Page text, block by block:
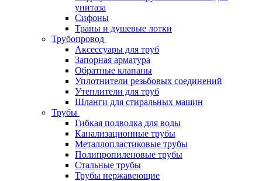
унитаза
Сифоны
Трапы и душевые лотки
Трубопровод
Аксессуары для труб
Запорная арматура
Обратные клапаны
Уплотнители резьбовых соединений
Утеплители для труб
Шланги для стиральных машин
Трубы
Гибкая подводка для воды
Канализационные трубы
Металлопластиковые трубы
Полипропиленовые трубы
Стальные трубы
Трубы нержавеющие